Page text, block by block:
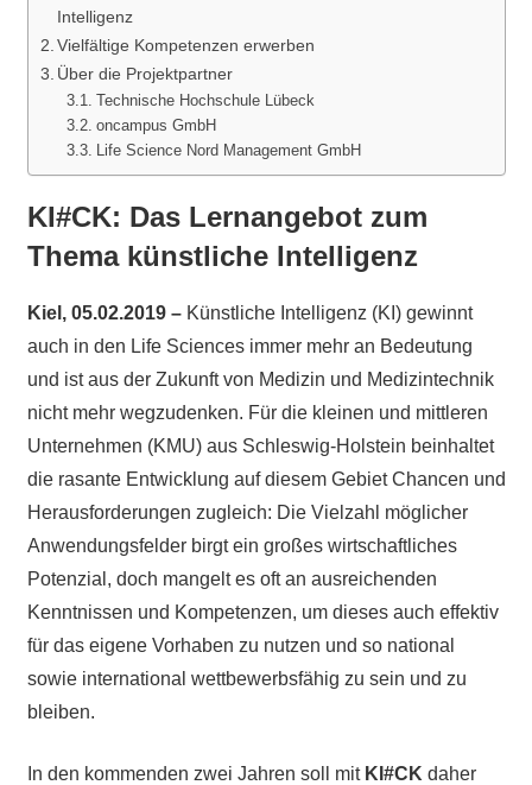
Intelligenz
Vielfältige Kompetenzen erwerben
Über die Projektpartner
Technische Hochschule Lübeck
oncampus GmbH
Life Science Nord Management GmbH
KI#CK: Das Lernangebot zum
Thema künstliche Intelligenz
Kiel, 05.02.2019 –Künstliche Intelligenz (KI) gewinnt
auch in den Life Sciences immer mehr an Bedeutung
und ist aus der Zukunft von Medizin und Medizintechnik
nicht mehr wegzudenken. Für die kleinen und mittleren
Unternehmen (KMU) aus Schleswig-Holstein beinhaltet
die rasante Entwicklung auf diesem Gebiet Chancen und
Herausforderungen zugleich: Die Vielzahl möglicher
Anwendungsfelder birgt ein großes wirtschaftliches
Potenzial, doch mangelt es oft an ausreichenden
Kenntnissen und Kompetenzen, um dieses auch effektiv
für das eigene Vorhaben zu nutzen und so national
sowie international wettbewerbsfähig zu sein und zu
bleiben.
In den kommenden zwei Jahren soll mit KI#CK daher